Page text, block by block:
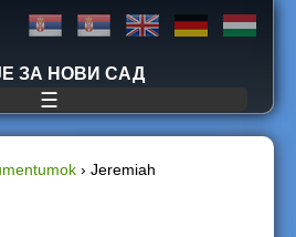
to navigation
ЗА НОВИ САД
☰
› Jeremiah